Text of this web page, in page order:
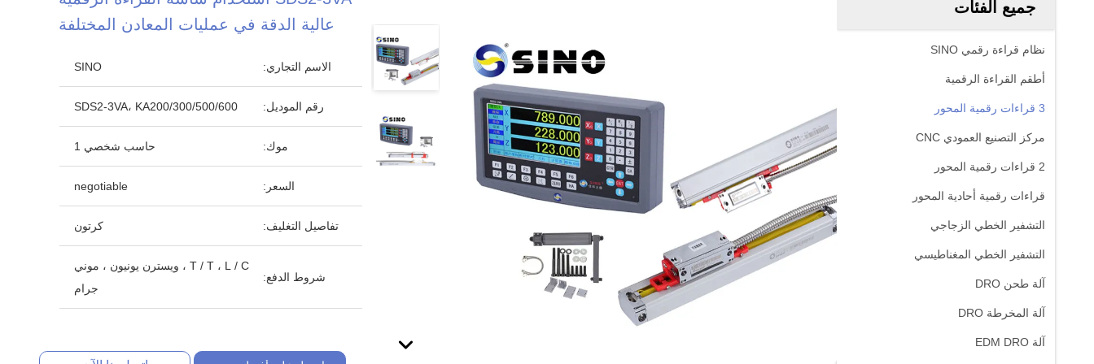
جميع الفئات
نظام قراءة رقمي SINO
أطقم القراءة الرقمية
3 قراءات رقمية المحور
مركز التصنيع العمودي CNC
2 قراءات رقمية المحور
قراءات رقمية أحادية المحور
التشفير الخطي الزجاجي
التشفير الخطي المغناطيسي
آلة طحن DRO
آلة المخرطة DRO
آلة EDM DRO
عالية الدقة في عمليات المعادن المختلفة
الاسم التجاري: SINO
رقم الموديل: SDS2-3VA، KA200/300/500/600
موك: حاسب شخصي 1
السعر: negotiable
تفاصيل التغليف: كرتون
شروط الدفع:
T / T ، L / C ، ويسترن يونيون ، موني
جرام